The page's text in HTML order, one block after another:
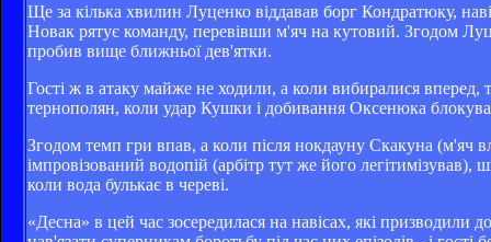
Ще за кілька хвилин Луценко віддавав борг Кондратюку,
Новак рятує команду, перевівши м'яч на кутовий. Згодом
пробив вище ближньої дев'ятки.
Гості ж в атаку майже не ходили, а коли вибиралися вперед,
тернополян, коли удар Кушки і добивання Оксенюка
Згодом темп гри впав, а коли після нокдауну Скакуна (м'яч
імпровізований водопій (арбітр тут же його легітимізував),
коли вода булькає в череві.
«Десна» в цей час зосередилася на навісах, які